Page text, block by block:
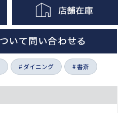
ダイニング 書斎